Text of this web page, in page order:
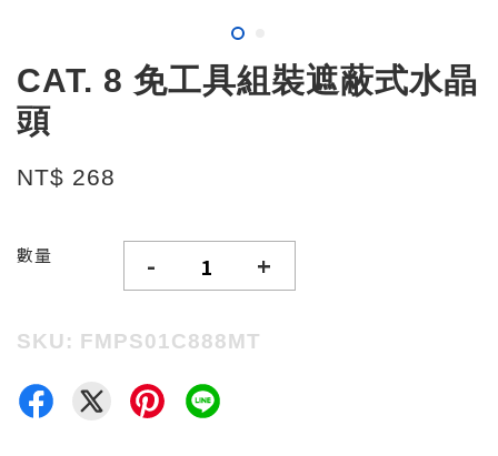
CAT. 8 免工具組裝遮蔽式水晶
頭
NT$ 268
數量 - +
SKU: FMPS01C888MT